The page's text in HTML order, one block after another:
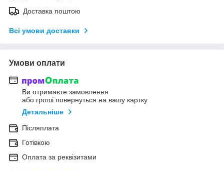
Доставка поштою
Всі умови доставки
Умови оплати
Ви отримаєте замовлення
або гроші повернуться на вашу картку
Детальніше
Післяплата
Готівкою
Оплата за реквізитами